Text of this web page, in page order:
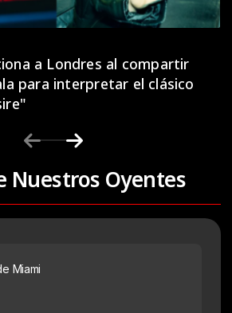
a Londres al compartir
para interpretar el clásico
Nuestros Oyentes